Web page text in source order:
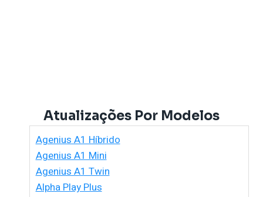
Atualizações Por Modelos
Agenius A1 Híbrido
Agenius A1 Mini
Agenius A1 Twin
Alpha Play Plus